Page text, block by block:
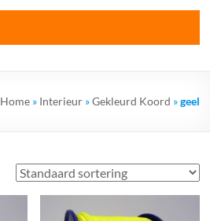
Home» Interieur»Gekleurd Koord »geel